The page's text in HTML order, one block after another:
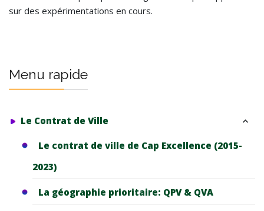
sur des expérimentations en cours.
Menu rapide
Le Contrat de Ville
Le contrat de ville de Cap Excellence (2015-
2023)
La géographie prioritaire: QPV & QVA